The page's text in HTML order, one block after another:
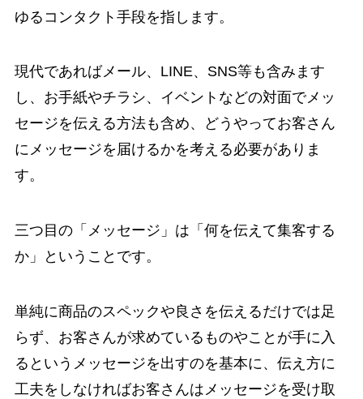
ゆるコンタクト手段を指します。
現代であればメール、LINE、SNS等も含みます
し、お手紙やチラシ、イベントなどの対面でメッ
セージを伝える方法も含め、どうやってお客さん
にメッセージを届けるかを考える必要がありま
す。
三つ目の「メッセージ」は「何を伝えて集客する
か」ということです。
単純に商品のスペックや良さを伝えるだけでは足
らず、お客さんが求めているものやことが手に入
るというメッセージを出すのを基本に、伝え方に
工夫をしなければお客さんはメッセージを受け取